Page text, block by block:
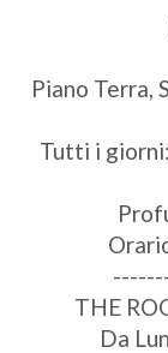
Piano Terra,
Tutti i
THE
Da